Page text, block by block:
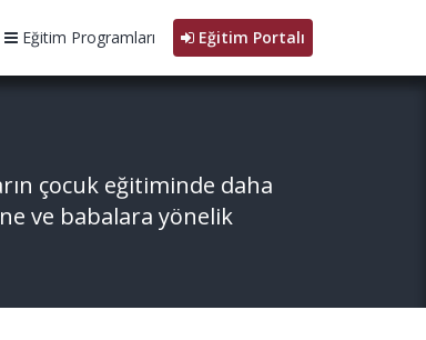
Eğitim Programları Eğitim Portalı
çocuk eğitiminde daha
ve babalara yönelik